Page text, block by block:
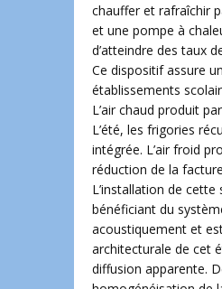
chauffer et rafraîchir
et une pompe à
d’atteindre des taux
Ce dispositif assure
établissements
L’air chaud produit
L’été, les frigories
intégrée. L’air froid
réduction de la
L’installation de
bénéficiant du
acoustiquement et
architecturale de cet
diffusion apparente.